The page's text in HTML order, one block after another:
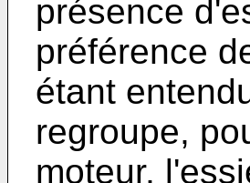
présence
préférence
étant
regroupe,
moteur,